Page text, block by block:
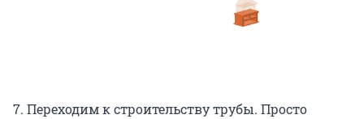
7. Переходим к строительству трубы. Просто